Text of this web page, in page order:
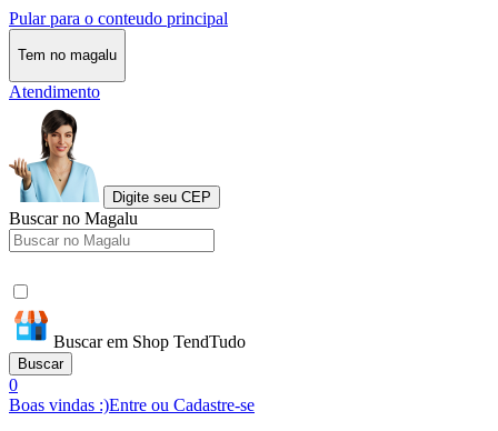
Pular para o conteudo principal
Tem no magalu
Atendimento
Digite seu CEP
Buscar no Magalu
Buscar em Shop TendTudo
Buscar
0
Boas vindas :)Entre ou Cadastre-se